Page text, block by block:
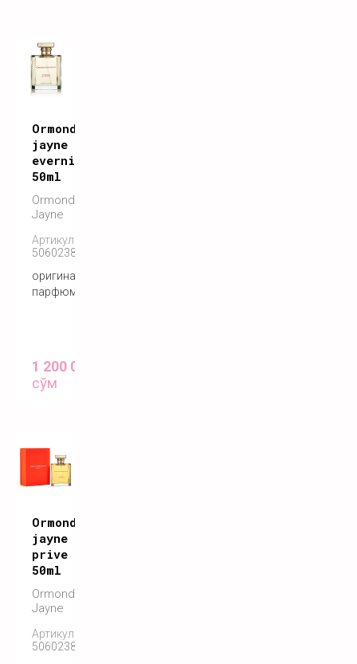
Ormonde
jayne
evernia
50ml
Ormonde
Jayne
Артикул:
5060238286114
оригинальный
парфюм
1 200 000
сўм
Ormonde
jayne
prive
50ml
Ormonde
Jayne
Артикул:
5060238286114